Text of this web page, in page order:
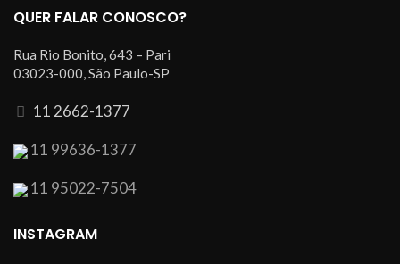
QUER FALAR CONOSCO?
Rua Rio Bonito, 643 – Pari
03023-000, São Paulo-SP
11 2662-1377
11 99636-1377
11 95022-7504
INSTAGRAM